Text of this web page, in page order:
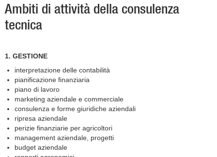
Ambiti di attività della consulenza
tecnica
1. GESTIONE
interpretazione delle contabilità
pianificazione finanziaria
piano di lavoro
marketing aziendale e commerciale
consulenza e forme giuridiche aziendali
ripresa aziendale
perizie finanziarie per agricoltori
management aziendale, progetti
budget aziendale